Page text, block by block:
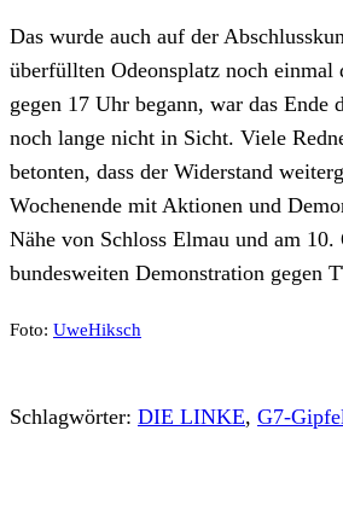
Das wurde auch auf der
überfüllten Odeonsplatz noch einmal
gegen 17 Uhr begann, war das Ende
noch lange nicht in Sicht. Viele
betonten, dass der Widerstand
Wochenende mit Aktionen und
Nähe von Schloss Elmau und am
bundesweiten Demonstration gegen
Foto: UweHiksch
Schlagwörter: DIE LINKE, G7-